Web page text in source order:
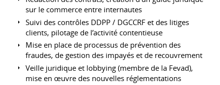
sur le commerce entre internautes
Suivi des contrôles DDPP / DGCCRF et des litiges
clients, pilotage de l’activité contentieuse
Mise en place de processus de prévention des
fraudes, de gestion des impayés et de recouvrement
Veille juridique et lobbying (membre de la Fevad),
mise en œuvre des nouvelles réglementations